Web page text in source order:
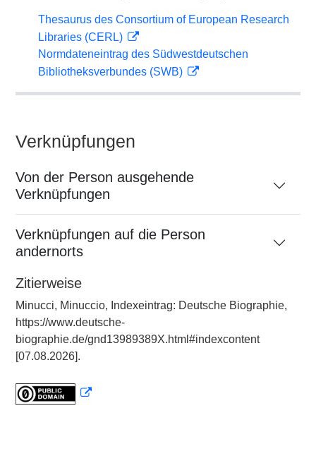
Thesaurus des Consortium of European Research
Libraries (CERL)
Normdateneintrag des Südwestdeutschen
Bibliotheksverbundes (SWB)
Verknüpfungen
Von der Person ausgehende
Verknüpfungen
Verknüpfungen auf die Person
andernorts
Zitierweise
Minucci, Minuccio, Indexeintrag: Deutsche Biographie,
https://www.deutsche-
biographie.de/gnd13989389X.html#indexcontent
[07.08.2026].